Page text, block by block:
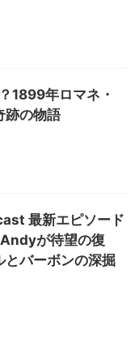
1899年ロマネ・
跡の物語
最新エピソード
が待望の復
とバーボンの深掘